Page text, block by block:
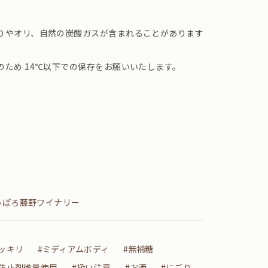
オリ、自然の炭酸ガスが含まれることがあります
め 14℃以下での保存をお願いいたします。
ろ藤野ワイナリー
キリ #ミディアムボディ
#無補糖